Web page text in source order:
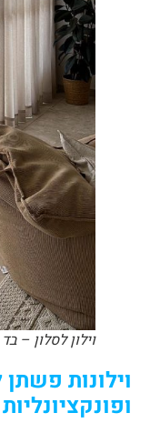
וילון לסלון –
וילונות פשתן
ופונקציונליות